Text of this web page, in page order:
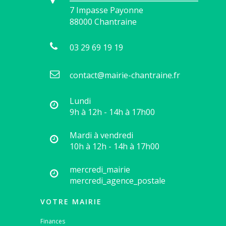
7 Impasse Payonne
88000 Chantraine
03 29 69 19 19
contact@mairie-chantraine.fr
Lundi
9h à 12h - 14h à 17h00
Mardi à vendredi
10h à 12h - 14h à 17h00
mercredi_mairie
mercredi_agence_postale
VOTRE MAIRIE
Finances